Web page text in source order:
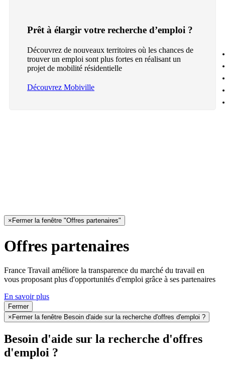
Prêt à élargir votre recherche d’emploi ?
Découvrez de nouveaux territoires où les chances de
trouver un emploi sont plus fortes en réalisant un
projet de mobilité résidentielle
Découvrez Mobiville
× Fermer la fenêtre "Offres partenaires"
Offres partenaires
France Travail améliore la transparence du marché du travail en
vous proposant plus d'opportunités d'emploi grâce à ses partenaires
En savoir plus
Fermer
× Fermer la fenêtre Besoin d'aide sur la recherche d'offres d'emploi ?
Besoin d'aide sur la recherche d'offres
d'emploi ?